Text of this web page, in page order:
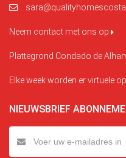
Neem contact met ons op
Plattegrond Condado de
Elke week worden er virtuele
NIEUWSBRIEF